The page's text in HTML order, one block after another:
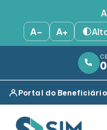
A−
A+
Portal do Beneficiário